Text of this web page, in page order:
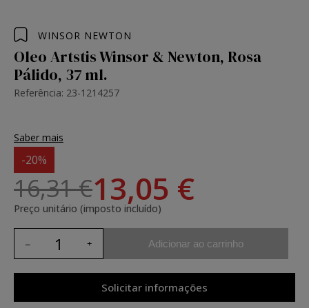
WINSOR NEWTON
Oleo Artstis Winsor & Newton, Rosa
Pálido, 37 ml.
Referência: 23-1214257
Saber mais
-20%
16,31 €13,05 €
Preço unitário (imposto incluído)
Adicionar ao carrinho
Solicitar informações